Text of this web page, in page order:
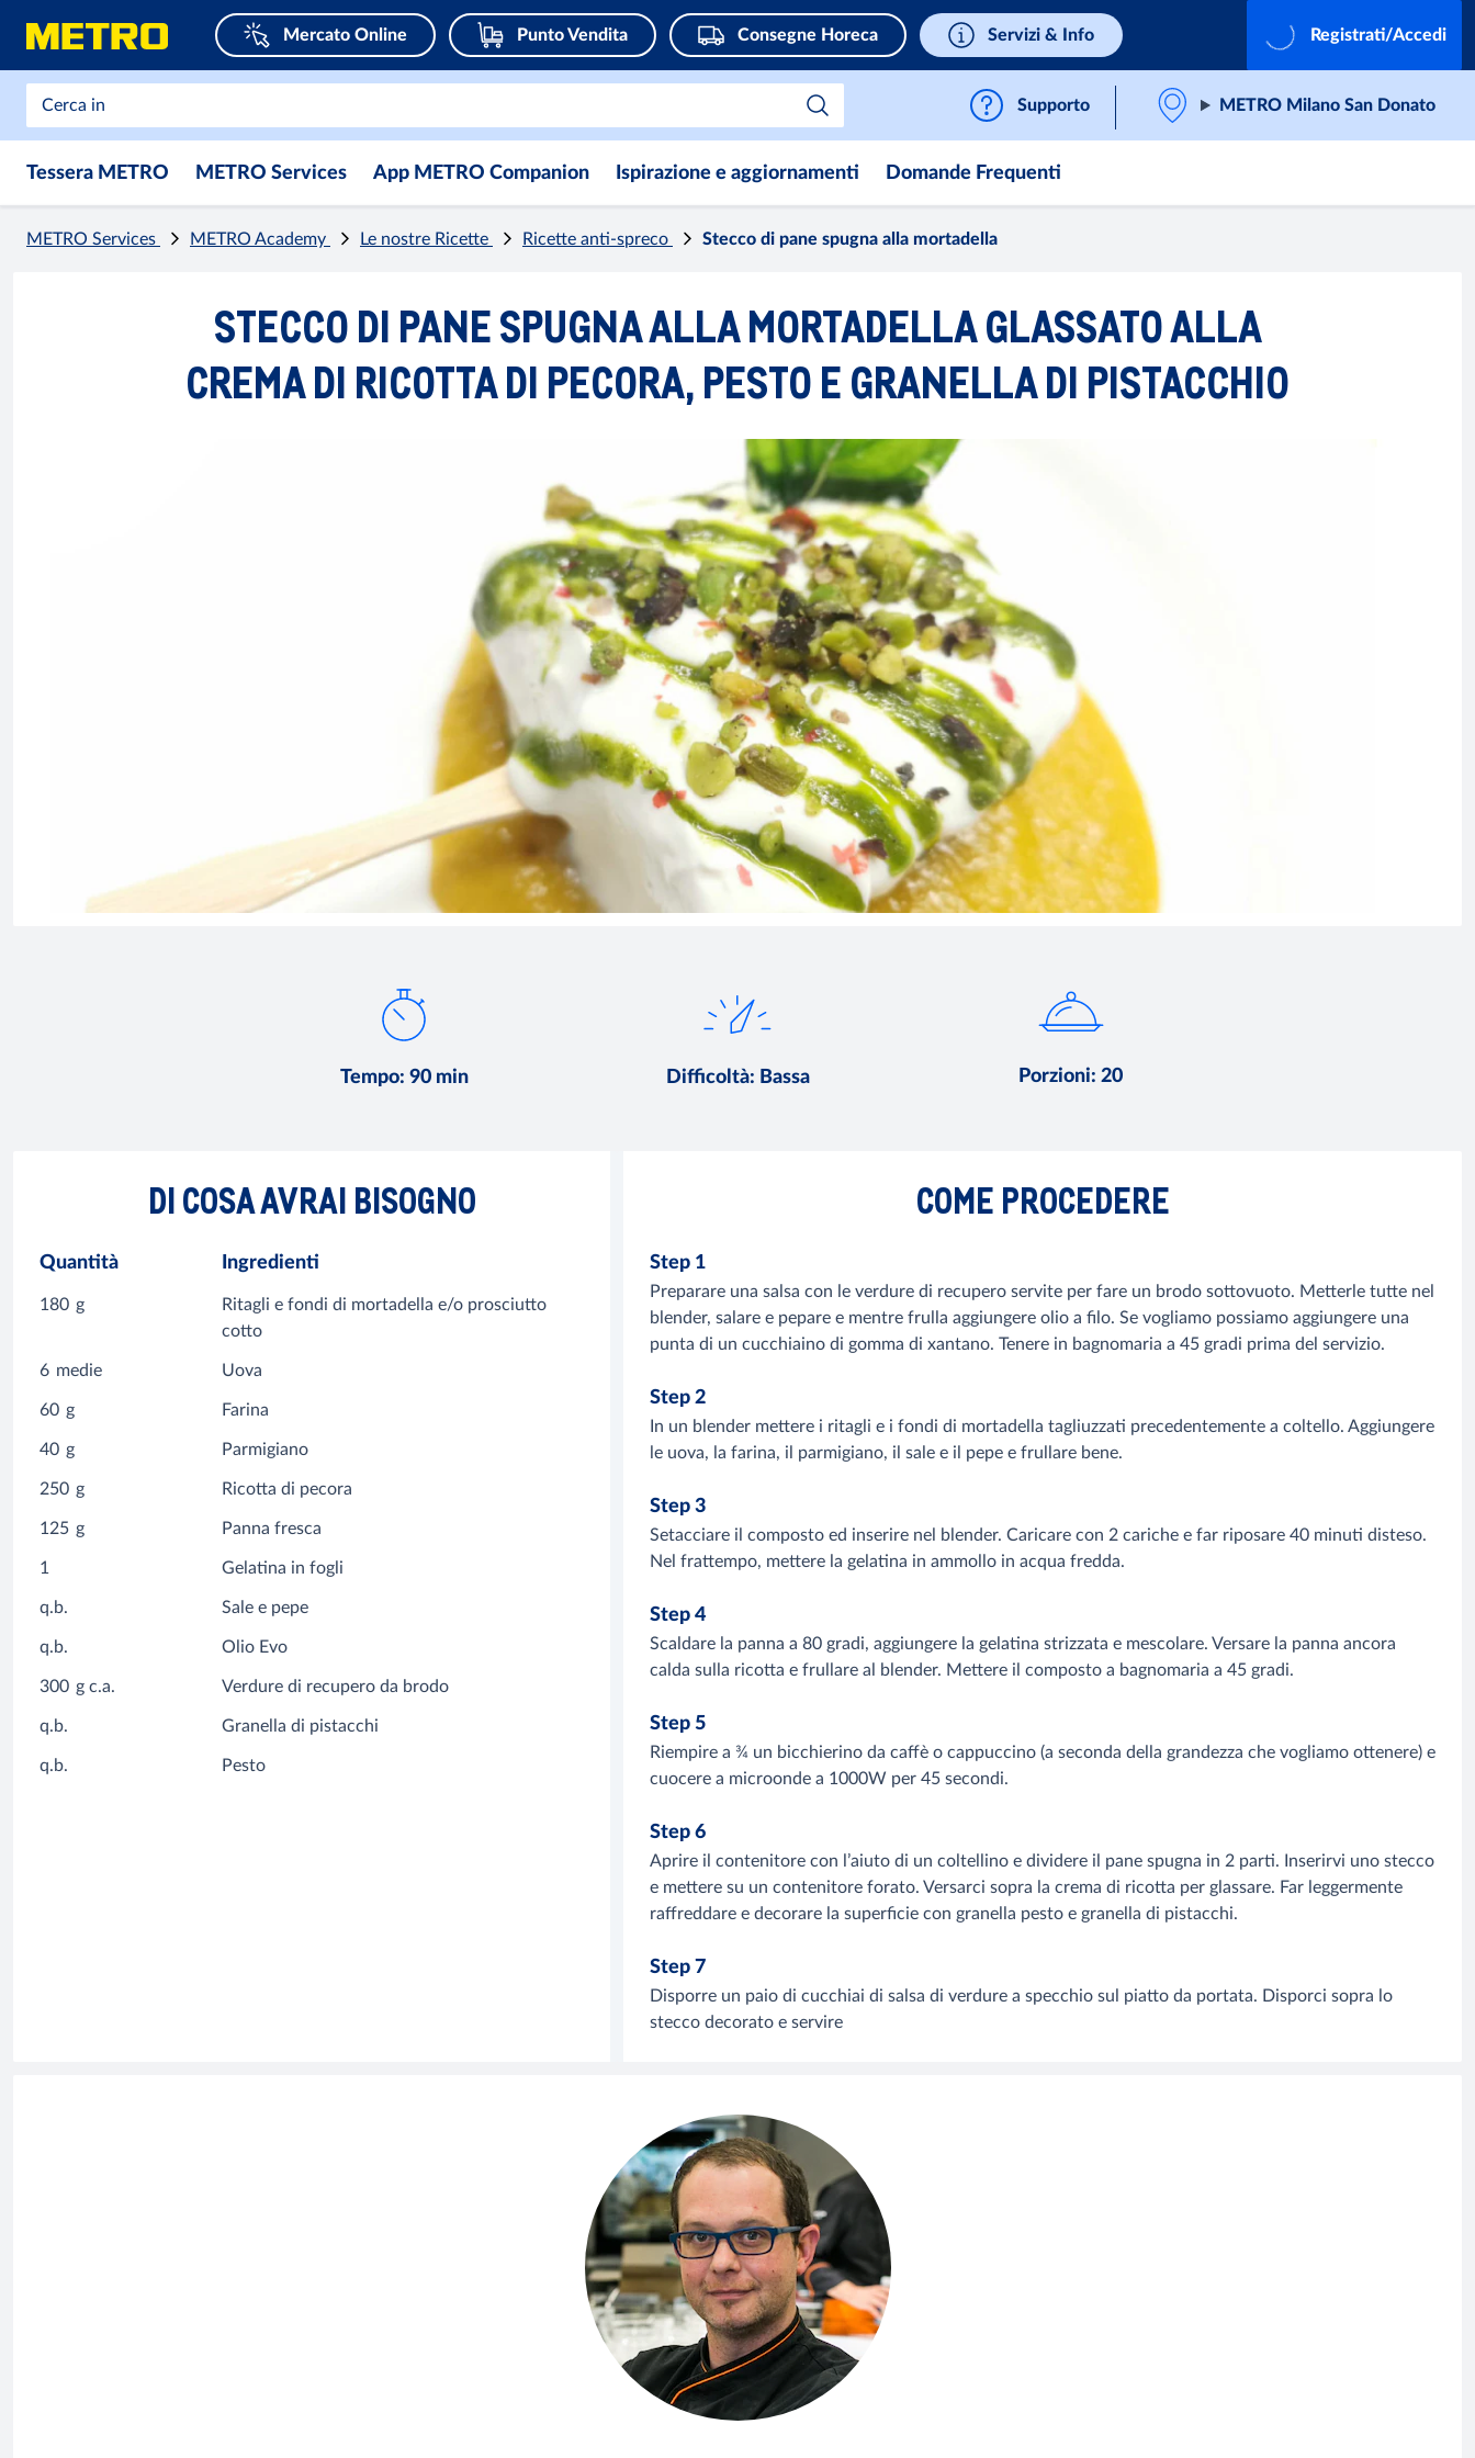
Mercato Online Punto Vendita Consegne Horeca Servizi & Info Registrati/Accedi
Supporto METRO Milano San Donato
Tessera METRO METRO Services App METRO Companion Ispirazione e aggiornamenti Domande Frequenti
METRO Services METRO Academy Le nostre Ricette Ricette anti-spreco Stecco di pane spugna alla mortadella
STECCO DI PANE SPUGNA ALLA MORTADELLA GLASSATO ALLA
CREMA DI RICOTTA DI PECORA, PESTO E GRANELLA DI PISTACCHIO
Tempo: 90 min Difficoltà: Bassa Porzioni:20
DI COSA AVRAI BISOGNO
Quantità Ingredienti
180 g
Ritagli e fondi di mortadella e/o prosciutto
cotto
6 medie Uova
60 g Farina
40 g Parmigiano
250 g Ricotta di pecora
125 g Panna fresca
1 Gelatina in fogli
q.b. Sale e pepe
q.b. Olio Evo
300 g c.a. Verdure di recupero da brodo
q.b. Granella di pistacchi
q.b. Pesto
COME PROCEDERE
Step 1
Preparare una salsa con le verdure di recupero servite per fare un brodo sottovuoto. Metterle tutte nel
blender, salare e pepare e mentre frulla aggiungere olio a filo. Se vogliamo possiamo aggiungere una
punta di un cucchiaino di gomma di xantano. Tenere in bagnomaria a 45 gradi prima del servizio.
Step 2
In un blender mettere i ritagli e i fondi di mortadella tagliuzzati precedentemente a coltello. Aggiungere
le uova, la farina, il parmigiano, il sale e il pepe e frullare bene.
Step 3
Setacciare il composto ed inserire nel blender. Caricare con 2 cariche e far riposare 40 minuti disteso.
Nel frattempo, mettere la gelatina in ammollo in acqua fredda.
Step 4
Scaldare la panna a 80 gradi, aggiungere la gelatina strizzata e mescolare. Versare la panna ancora
calda sulla ricotta e frullare al blender. Mettere il composto a bagnomaria a 45 gradi.
Step 5
Riempire a ¾ un bicchierino da caffè o cappuccino (a seconda della grandezza che vogliamo ottenere) e
cuocere a microonde a 1000W per 45 secondi.
Step 6
Aprire il contenitore con l’aiuto di un coltellino e dividere il pane spugna in 2 parti. Inserirvi uno stecco
e mettere su un contenitore forato. Versarci sopra la crema di ricotta per glassare. Far leggermente
raffreddare e decorare la superficie con granella pesto e granella di pistacchi.
Step 7
Disporre un paio di cucchiai di salsa di verdure a specchio sul piatto da portata. Disporci sopra lo
stecco decorato e servire